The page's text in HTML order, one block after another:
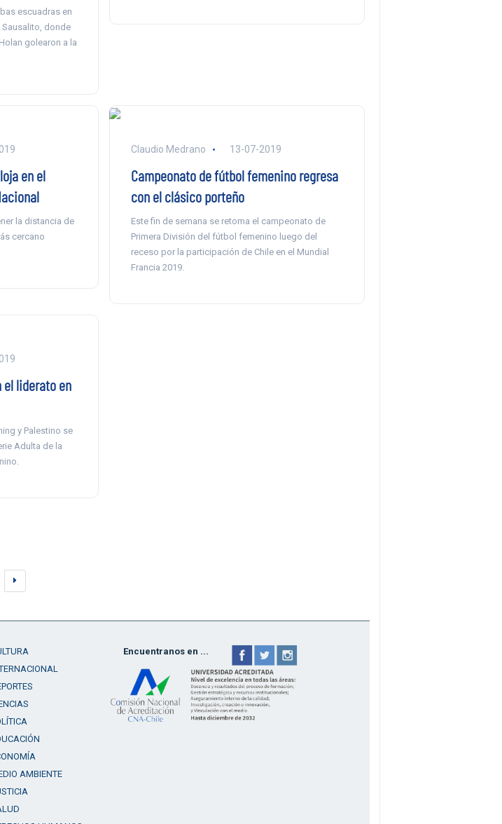
escuadras en
Sausalito, donde
golearon a la
en el
la distancia de
cercano
Claudio Medrano 13-07-2019
Campeonato de fútbol femenino regresa
con el clásico porteño
Este fin de semana se retoma el campeonato de
Primera División del fútbol femenino luego del
receso por la participación de Chile en el Mundial
Francia 2019.
el liderato en
y Palestino se
Adulta de la
AMBIENTE
Encuentranos en ...